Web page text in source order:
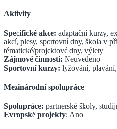
Aktivity
Specifické akce: adaptační kurzy,
akcí, plesy, sportovní dny, škola v
tématické/projektové dny, výlety
Zájmové činnosti: Neuvedeno
Sportovní kurzy: lyžování,
Mezinárodní spolupráce
Spolupráce: partnerské školy,
Evropské projekty: Ano